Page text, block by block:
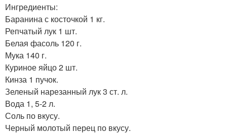
Ингредиенты:
Баранина с косточкой 1 кг.
Репчатый лук 1 шт.
Белая фасоль 120 г.
Мука 140 г.
Куриное яйцо 2 шт.
Кинза 1 пучок.
Зеленый нарезанный лук 3 ст. л.
Вода 1, 5-2 л.
Соль по вкусу.
Черный молотый перец по вкусу.